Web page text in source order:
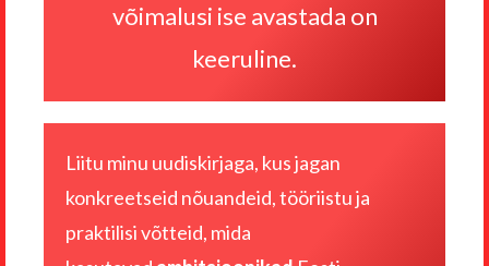
võimalusi ise avastada on
keeruline.
Liitu minu uudiskirjaga, kus jagan
konkreetseid nõuandeid, tööriistu ja
praktilisi võtteid, mida